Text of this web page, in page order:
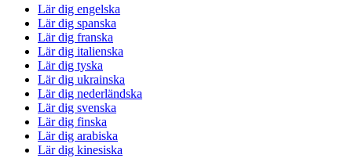
Lär dig engelska
Lär dig spanska
Lär dig franska
Lär dig italienska
Lär dig tyska
Lär dig ukrainska
Lär dig nederländska
Lär dig svenska
Lär dig finska
Lär dig arabiska
Lär dig kinesiska